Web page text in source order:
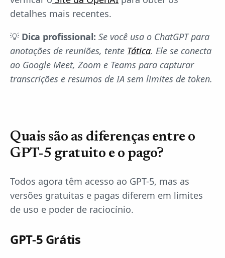
detalhes mais recentes.
💡 Dica profissional: Se você usa o ChatGPT para
anotações de reuniões, tente Tática. Ele se conecta
ao Google Meet, Zoom e Teams para capturar
transcrições e resumos de IA sem limites de token.
Quais são as diferenças entre o
GPT-5 gratuito e o pago?
Todos agora têm acesso ao GPT-5, mas as
versões gratuitas e pagas diferem em limites
de uso e poder de raciocínio.
GPT-5 Grátis